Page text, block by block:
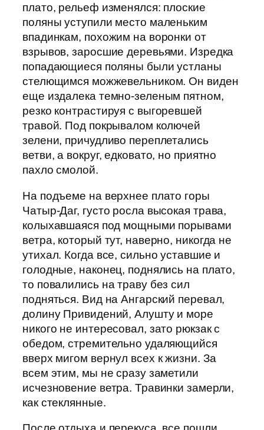
плато, рельеф изменялся: плоские
поляны уступили место маленьким
впадинкам, похожим на воронки от
взрывов, заросшие деревьями. Изредка
попадающиеся поляны были устланы
стелющимся можжевельником. Он виден
еще издалека темно-зеленым пятном,
резко контрастируя с выгоревшей
травой. Под покрывалом колючей
зелени, причудливо переплетались
ветви, а вокруг, едковато, но приятно
пахло смолой.
На подъеме на верхнее плато горы
Чатыр-Даг, густо росла высокая трава,
колыхавшаяся под мощными порывами
ветра, который тут, наверно, никогда не
утихал. Когда все, сильно уставшие и
голодные, наконец, поднялись на плато,
то повалились на траву без сил
подняться. Вид на Ангарский перевал,
долину Привидений, Алушту и море
никого не интересовал, зато рюкзак с
обедом, стремительно удаляющийся
вверх мигом вернул всех к жизни. За
всем этим, мы не сразу заметили
исчезновение ветра. Травинки замерли,
как стеклянные.